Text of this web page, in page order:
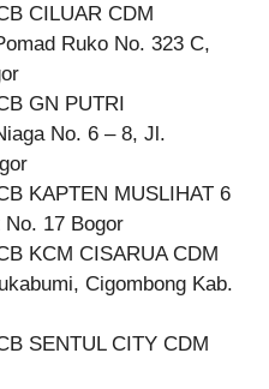
CILUAR CDM
Ruko No. 323 C,
GN PUTRI
No. 6 – 8, Jl.
KAPTEN MUSLIHAT 6
17 Bogor
KCM CISARUA CDM
Cigombong Kab.
SENTUL CITY CDM